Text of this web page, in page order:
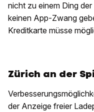
nicht zu einem Ding
keinen App-Zwang
Kreditkarte müsse
Zürich an der
der Anzeige freier